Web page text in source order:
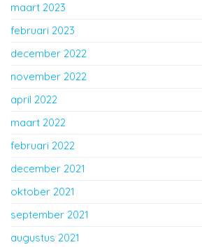
maart 2023
februari 2023
december 2022
november 2022
april 2022
maart 2022
februari 2022
december 2021
oktober 2021
september 2021
augustus 2021